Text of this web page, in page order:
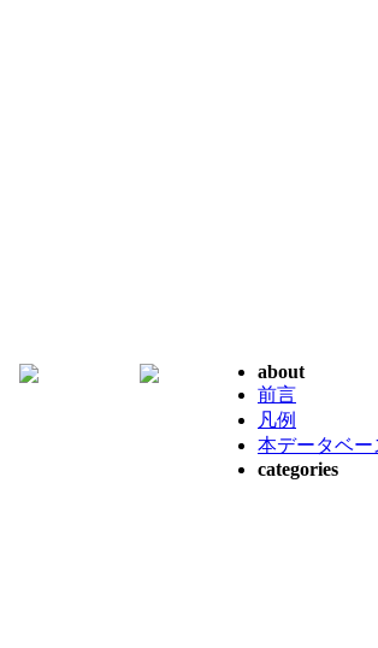
about
前言
凡例
本データベー
categories